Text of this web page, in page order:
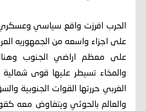
الحرب افرزت واقع سياسي
على اجزاء واسعه من الجمهوريه
على معظم اراضي الجنوب
والمخاء تسيطر عليها قوى
الغربي حررتها القوات الجنوبية
والعالم بالحوثي ويتفاوض معه